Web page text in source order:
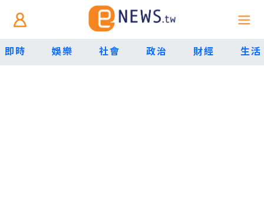
即時 娛樂 社會 政治 財經 生活